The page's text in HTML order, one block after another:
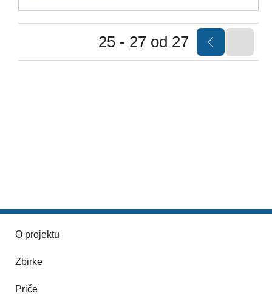
25 - 27 od 27
O projektu
Zbirke
Priče